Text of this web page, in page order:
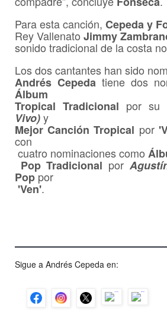
Para esta canción, Cepeda y
Rey Vallenato Jimmy
sonido tradicional de la costa
Los dos cantantes han sido
Andrés Cepedatiene dos
Álbum
Tropical Tradicional por su
Vivo)y
Mejor Canción Tropical por
con
cuatro nominaciones como
Pop Tradicional por
Poppor
'Ven'.
Sigue a Andrés Cepeda en: